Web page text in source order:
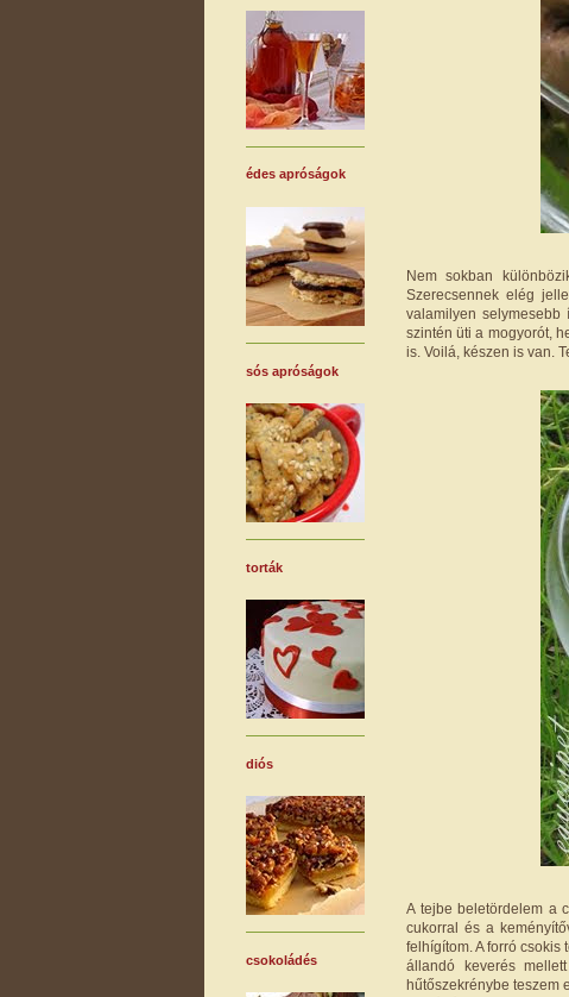
Nem sokban
Szerecsennek elég
valamilyen
szintén üti a mogyorót,
is. Voilá, készen is van.
A tejbe beletördelem a
cukorral és a
felhígítom. A forró
állandó keverés
hűtőszekrénybe teszem
édes apróságok
sós apróságok
torták
diós
csokoládés